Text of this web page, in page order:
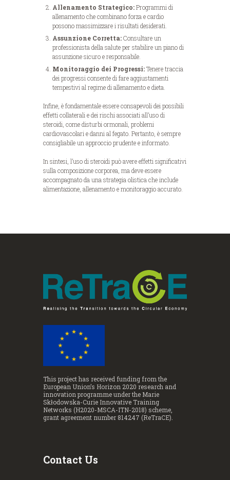
Allenamento Strategico:Programmi di
allenamento che combinano forza e cardio
possono massimizzare i risultati desiderati.
Assunzione Corretta:Consultare un
professionista della salute per stabilire un piano di
assunzione sicuro e responsabile.
Monitoraggio dei Progressi:Tenere traccia
dei progressi consente di fare aggiustamenti
tempestivi al regime di allenamento e dieta.
Infine, è fondamentale essere consapevoli dei possibili
effetti collaterali e dei rischi associati all’uso di
steroidi, come disturbi ormonali, problemi
cardiovascolari e danni al fegato. Pertanto, è sempre
consigliabile un approccio prudente e informato.
In sintesi, l’uso di steroidi può avere effetti significativi
sulla composizione corporea, ma deve essere
accompagnato da una strategia olistica che include
alimentazione, allenamento e monitoraggio accurato.
This project has received funding from the
European Union’s Horizon 2020 research and
innovation programme under the Marie
Skłodowska-Curie Innovative Training
Networks (H2020-MSCA-ITN-2018) scheme,
grant agreement number 814247 (ReTraCE).
Contact Us